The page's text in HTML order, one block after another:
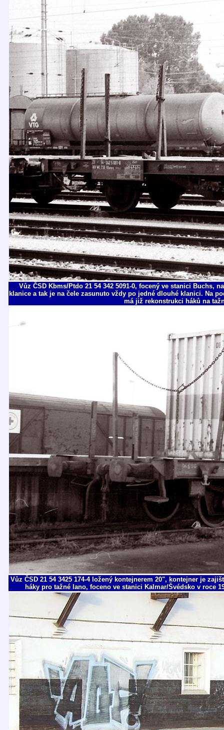
Vůz ČSD Kbms/Ptdo 21 54 342 5091-0, focený ve stanici
klanice a tak je na čele zasunuto vždy po jedné dlouhé klanici. Na
má již rekonstrukci háků na
Vůz ČSD 21 54 3425 174-4 ložený kontejnerem 20", kontejner je
háky pro tažné lano, foceno ve stanici Kalmar/Švédsko v roce